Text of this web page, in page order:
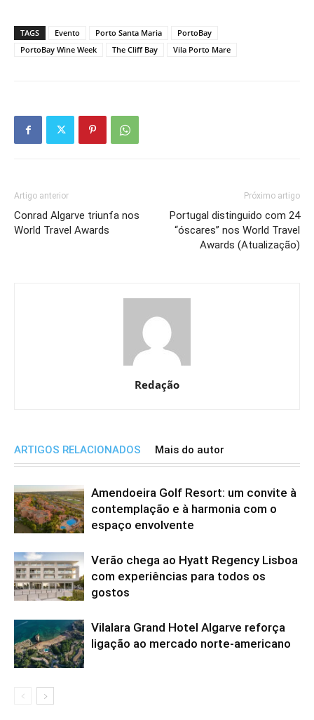
TAGS Evento Porto Santa Maria
PortoBay
PortoBay Wine Week
The Cliff Bay Vila Porto Mare
Artigo anterior
Conrad Algarve triunfa nos
World Travel Awards
Próximo artigo
Portugal distinguido com 24
“óscares” nos World Travel
Awards (Atualização)
Redação
ARTIGOS RELACIONADOS Mais do autor
Amendoeira Golf Resort: um convite à
contemplação e à harmonia com o
espaço envolvente
Verão chega ao Hyatt Regency Lisboa
com experiências para todos os
gostos
Vilalara Grand Hotel Algarve reforça
ligação ao mercado norte-americano